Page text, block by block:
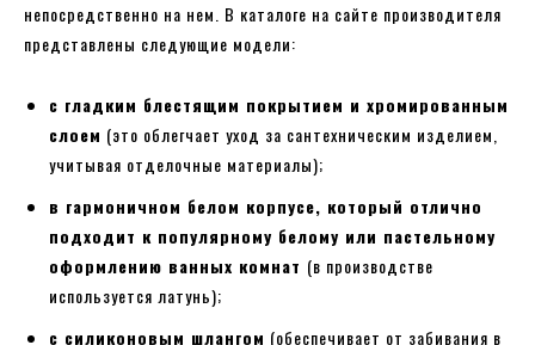
непосредственно на нем. В каталоге на сайте производителя
представлены следующие модели:
с гладким блестящим покрытием и хромированным
слоем (это облегчает уход за сантехническим изделием,
учитывая отделочные материалы);
в гармоничном белом корпусе, который отлично
подходит к популярному белому или пастельному
оформлению ванных комнат (в производстве
используется латунь);
с силиконовым шлангом (обеспечивает от забивания в